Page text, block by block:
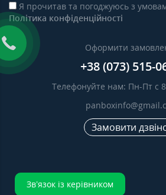
Я прочитав та погоджуюсь з
Політика конфіденційності
Оформити
+38 (073) 515-
Телефонуйте
Замовити
Зв’язок із керівником